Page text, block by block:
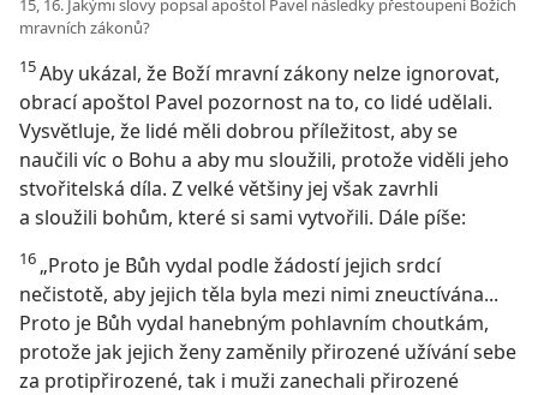
15, 16. Jakými slovy popsal apoštol Pavel následky přestoupení Božích
mravních zákonů?
15Aby ukázal, že Boží mravní zákony nelze ignorovat,
obrací apoštol Pavel pozornost na to, co lidé udělali.
Vysvětluje, že lidé měli dobrou příležitost, aby se
naučili víc o Bohu a aby mu sloužili, protože viděli jeho
stvořitelská díla. Z velké většiny jej však zavrhli
a sloužili bohům, které si sami vytvořili. Dále píše:
16 „Proto je Bůh vydal podle žádostí jejich srdcí
nečistotě, aby jejich těla byla mezi nimi zneuctívána...
Proto je Bůh vydal hanebným pohlavním choutkám,
protože jak jejich ženy zaměnily přirozené užívání sebe
za protipřirozené, tak i muži zanechali přirozené